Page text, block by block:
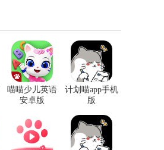
计划喵app手机
版
喵喵少儿英语
安卓版